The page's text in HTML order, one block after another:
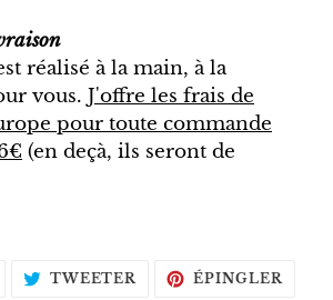
réalisé à la main, à la
vous. J'offre les frais de
pour toute commande
(en deçà, ils seront de
PARTAGERTWEETER TWEETER
SUR
ÉPINGLER
SUR